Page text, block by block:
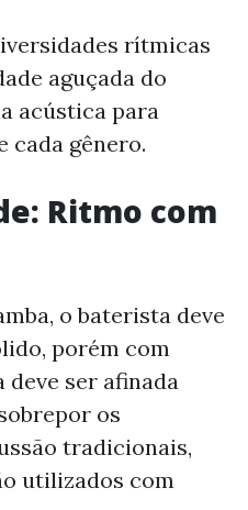
rítmicas
aguçada do
acústica para
cada gênero.
Ritmo com
o baterista deve
porém com
deve ser afinada
os
tradicionais,
utilizados com